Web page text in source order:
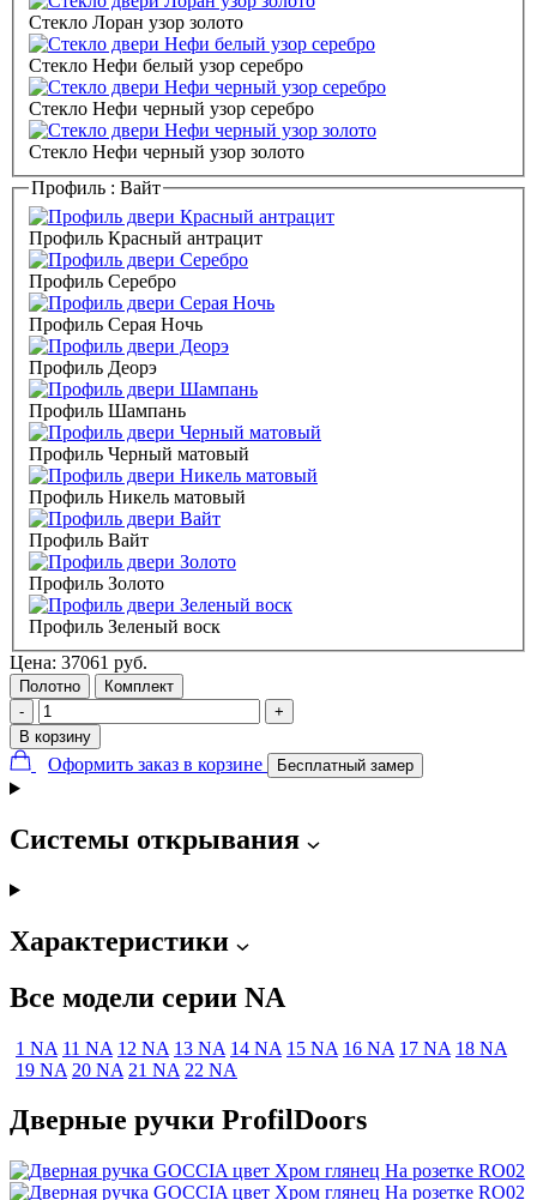
Стекло Лоран узор золото
Стекло Нефи белый узор серебро
Стекло Нефи черный узор серебро
Стекло Нефи черный узор золото
Профиль : Вайт
Профиль Красный антрацит
Профиль Серебро
Профиль Серая Ночь
Профиль Деорэ
Профиль Шампань
Профиль Черный матовый
Профиль Никель матовый
Профиль Вайт
Профиль Золото
Профиль Зеленый воск
Цена: 37061 руб.
Полотно
Комплект
-
+
В корзину
Оформить заказ в корзине Бесплатный замер
Системы открывания
Характеристики
Все модели серии NA
1 NA 11 NA 12 NA 13 NA 14 NA 15 NA 16 NA 17 NA 18 NA
19 NA 20 NA 21 NA 22 NA
Дверные ручки ProfilDoors